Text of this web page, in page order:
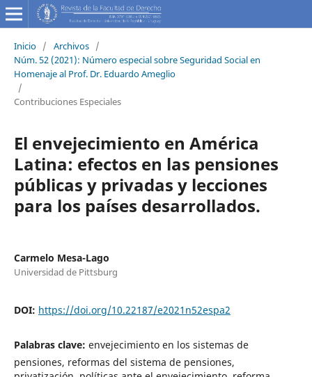
Inicio / Archivos /
Núm. 52 (2021): Número especial sobre Seguridad Social en
Homenaje al Prof. Dr. Eduardo Ameglio
/
Contribuciones Especiales
El envejecimiento en América
Latina: efectos en las pensiones
públicas y privadas y lecciones
para los países desarrollados.
Carmelo Mesa-Lago
Universidad de Pittsburg
DOI: https://doi.org/10.22187/e2021n52espa2
Palabras clave: envejecimiento en los sistemas de
pensiones, reformas del sistema de pensiones,